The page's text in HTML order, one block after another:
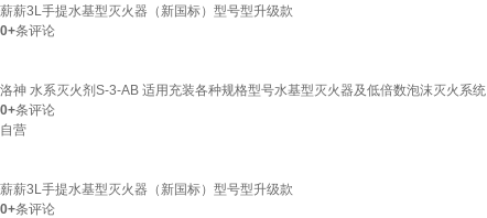
薪薪3L手提水基型灭火器（新国标）型号型升级款
0+条评论
洛神 水系灭火剂S-3-AB 适用充装各种规格型号水基型灭火器及低倍数泡沫灭火系
0+条评论
自营
薪薪3L手提水基型灭火器（新国标）型号型升级款
0+条评论